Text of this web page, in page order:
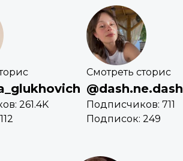
261.4K
Смотреть сторис
@dash.ne.dash
Подписчиков: 711
Подписок: 249